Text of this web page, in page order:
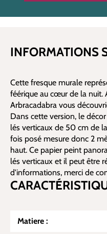
INFORMATIONS
Cette fresque murale
féérique au cœur de la nuit.
Arbracadabra vous
Dans cette version, le
lés verticaux de 50 cm de
fois posé mesure donc 2
haut. Ce papier peint
lés verticaux et il peut être
d'informations, merci de
Matiere :